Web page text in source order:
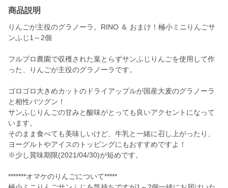
商品説明
りんごが主役のグラノーラ。RINO ＆ おまけ！極小ミニりんごサ
ンふじ1～2個
フルプロ農園で収穫された葉とらずサンふじりんごを使用して作
った、りんごが主役のグラノーラです。
ゴロゴロ大きめカットのドライアップルが国産大麦のグラノーラ
と相性バツグン！
サンふじりんごの甘みと酸味がとっても良いアクセントになって
います。
そのまま食べても美味しいけど、牛乳と一緒に召し上がったり、
ヨーグルトやアイスのトッピングにもおすすめですよ！
※少し賞味期限(2021/04/30)が短めです。
*******オマケのりんごについて*****